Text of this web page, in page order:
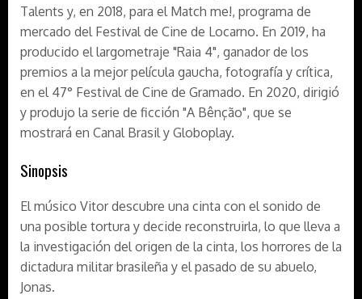
Talents y, en 2018, para el Match me!, programa de
mercado del Festival de Cine de Locarno. En 2019, ha
producido el largometraje "Raia 4", ganador de los
premios a la mejor película gaucha, fotografía y crítica,
en el 47° Festival de Cine de Gramado. En 2020, dirigió
y produjo la serie de ficción "A Bênção", que se
mostrará en Canal Brasil y Globoplay.
Sinopsis
El músico Vitor descubre una cinta con el sonido de
una posible tortura y decide reconstruirla, lo que lleva a
la investigación del origen de la cinta, los horrores de la
dictadura militar brasileña y el pasado de su abuelo,
Jonas.